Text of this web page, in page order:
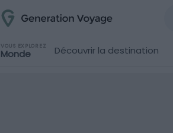
VOUS EXPLOREZ
Monde Découvrir la destination